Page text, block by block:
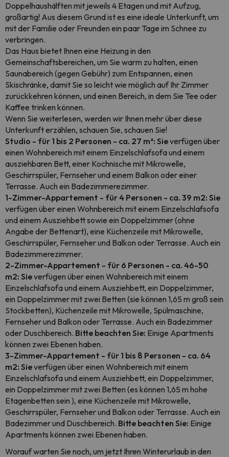
Doppelhaushälften mit jeweils 4 Etagen und mit Aufzug,
großartig! Aus diesem Grund ist es eine ideale Unterkunft, um
mit der Familie oder Freunden ein paar Tage im Schnee zu
verbringen.
Das Haus bietet Ihnen eine Heizung in den
Gemeinschaftsbereichen, um Sie warm zu halten, einen
Saunabereich (gegen Gebühr) zum Entspannen, einen
Skischränke, damit Sie so leicht wie möglich auf Ihr Zimmer
zurückkehren können, und einen Bereich, in dem Sie Tee oder
Kaffee trinken können.
Wenn Sie weiterlesen, werden wir Ihnen mehr über diese
Unterkunft erzählen, schauen Sie, schauen Sie!
Studio - für 1 bis 2 Personen - ca. 27 m²: Sieverfügen über
einen Wohnbereich mit einem Einzelschlafsofa und einem
ausziehbaren Bett, einer Kochnische mit Mikrowelle,
Geschirrspüler, Fernseher und einem Balkon oder einer
Terrasse. Auch ein Badezimmerezimmer.
1-Zimmer-Appartement - für 4 Personen - ca. 39 m2: Sie
verfügen über einen Wohnbereich mit einem Einzelschlafsofa
und einem Ausziehbett sowie ein Doppelzimmer (ohne
Angabe der Bettenart), eine Küchenzeile mit Mikrowelle,
Geschirrspüler, Fernseher und Balkon oder Terrasse. Auch ein
Badezimmerezimmer.
2-Zimmer-Appartement - für 6 Personen - ca. 46-50
m2: Sieverfügen über einen Wohnbereich mit einem
Einzelschlafsofa und einem Ausziehbett, ein Doppelzimmer,
ein Doppelzimmer mit zwei Betten (sie können 1,65 m groß sein
Stockbetten), Küchenzeile mit Mikrowelle, Spülmaschine,
Fernseher und Balkon oder Terrasse. Auch ein Badezimmer
oder Duschbereich. Bitte beachten Sie: Einige Apartments
können zwei Ebenen haben.
3-Zimmer-Appartement - für 1 bis 8 Personen - ca. 64
m2: Sieverfügen über einen Wohnbereich mit einem
Einzelschlafsofa und einem Ausziehbett, ein Doppelzimmer,
ein Doppelzimmer mit zwei Betten (es können 1,65 m hohe
Etagenbetten sein ), eine Küchenzeile mit Mikrowelle,
Geschirrspüler, Fernseher und Balkon oder Terrasse. Auch ein
Badezimmer und Duschbereich. Bitte beachten Sie: Einige
Apartments können zwei Ebenen haben.
Worauf warten Sie noch, um jetzt Ihren Winterurlaub in den